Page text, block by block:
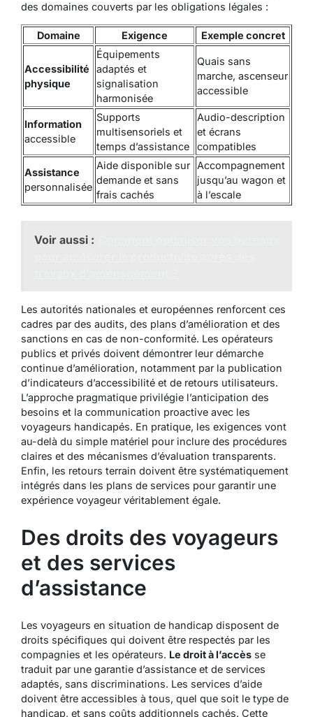
des domaines couverts par les obligations légales :
Domaine Exigence Exemple concret
Accessibilité
physique
Équipements
adaptés et
signalisation
harmonisée
Quais sans
marche, ascenseur
accessible
Information
accessible
Supports
multisensoriels et
temps d’assistance
Audio-description
et écrans
compatibles
Assistance
personnalisée
Aide disponible sur
demande et sans
frais cachés
Accompagnement
jusqu’au wagon et
à l’escale
Voir aussi :
Les autorités nationales et européennes renforcent ces
cadres par des audits, des plans d’amélioration et des
sanctions en cas de non-conformité. Les opérateurs
publics et privés doivent démontrer leur démarche
continue d’amélioration, notamment par la publication
d’indicateurs d’accessibilité et de retours utilisateurs.
L’approche pragmatique privilégie l’anticipation des
besoins et la communication proactive avec les
voyageurs handicapés. En pratique, les exigences vont
au-delà du simple matériel pour inclure des procédures
claires et des mécanismes d’évaluation transparents.
Enfin, les retours terrain doivent être systématiquement
intégrés dans les plans de services pour garantir une
expérience voyageur véritablement égale.
Des droits des voyageurs
et des services
d’assistance
Les voyageurs en situation de handicap disposent de
droits spécifiques qui doivent être respectés par les
compagnies et les opérateurs. Le droit à l’accès se
traduit par une garantie d’assistance et de services
adaptés, sans discriminations. Les services d’aide
doivent être accessibles à tous, quel que soit le type de
handicap, et sans coûts additionnels cachés. Cette